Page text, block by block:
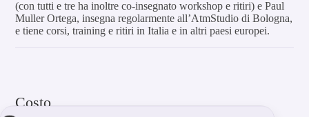
(con tutti e tre ha inoltre co-insegnato workshop e ritiri) e Paul
Muller Ortega, insegna regolarmente all’AtmStudio di Bologna,
e tiene corsi, training e ritiri in Italia e in altri paesi europei.
Costo